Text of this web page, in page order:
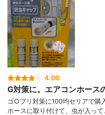
4.00
G対策に。エアコンホース
ゴ○ブリ対策に100均セリアで購
ホースに取り付けて、虫が入っ